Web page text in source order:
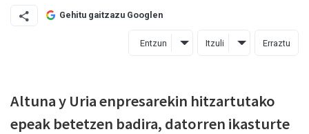
Gehitu gaitzazu Googlen
Entzun Itzuli Erraztu
Altuna y Uria enpresarekin hitzartutako
epeak betetzen badira, datorren ikasturte